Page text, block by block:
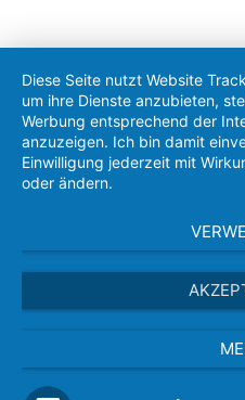
Diese Seite nutzt Website
um ihre Dienste anzubieten,
Werbung entsprechend der
anzuzeigen. Ich bin damit
Einwilligung jederzeit mit
oder ändern.